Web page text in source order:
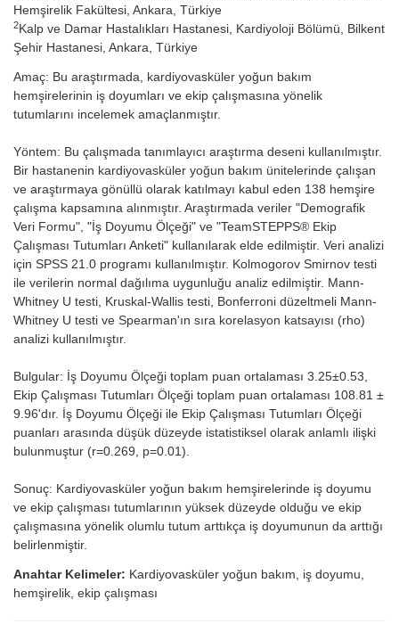
Hemşirelik Fakültesi, Ankara, Türkiye
2Kalp ve Damar Hastalıkları Hastanesi, Kardiyoloji Bölümü, Bilkent
Şehir Hastanesi, Ankara, Türkiye
Amaç: Bu araştırmada, kardiyovasküler yoğun bakım
hemşirelerinin iş doyumları ve ekip çalışmasına yönelik
tutumlarını incelemek amaçlanmıştır.
Yöntem: Bu çalışmada tanımlayıcı araştırma deseni kullanılmıştır.
Bir hastanenin kardiyovasküler yoğun bakım ünitelerinde çalışan
ve araştırmaya gönüllü olarak katılmayı kabul eden 138 hemşire
çalışma kapsamına alınmıştır. Araştırmada veriler "Demografik
Veri Formu", "İş Doyumu Ölçeği" ve "TeamSTEPPS® Ekip
Çalışması Tutumları Anketi" kullanılarak elde edilmiştir. Veri analizi
için SPSS 21.0 programı kullanılmıştır. Kolmogorov Smirnov testi
ile verilerin normal dağılıma uygunluğu analiz edilmiştir. Mann-
Whitney U testi, Kruskal-Wallis testi, Bonferroni düzeltmeli Mann-
Whitney U testi ve Spearman'ın sıra korelasyon katsayısı (rho)
analizi kullanılmıştır.
Bulgular: İş Doyumu Ölçeği toplam puan ortalaması 3.25±0.53,
Ekip Çalışması Tutumları Ölçeği toplam puan ortalaması 108.81 ±
9.96'dır. İş Doyumu Ölçeği ile Ekip Çalışması Tutumları Ölçeği
puanları arasında düşük düzeyde istatistiksel olarak anlamlı ilişki
bulunmuştur (r=0.269, p=0.01).
Sonuç: Kardiyovasküler yoğun bakım hemşirelerinde iş doyumu
ve ekip çalışması tutumlarının yüksek düzeyde olduğu ve ekip
çalışmasına yönelik olumlu tutum arttıkça iş doyumunun da arttığı
belirlenmiştir.
Anahtar Kelimeler: Kardiyovasküler yoğun bakım, iş doyumu,
hemşirelik, ekip çalışması